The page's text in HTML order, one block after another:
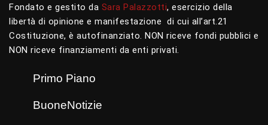
Fondato e gestito da Sara Palazzotti, esercizio della
libertà di opinione e manifestazione di cui all’art.21
Costituzione, è autofinanziato. NON riceve fondi pubblici e
NON riceve finanziamenti da enti privati.
Primo Piano
BuoneNotizie